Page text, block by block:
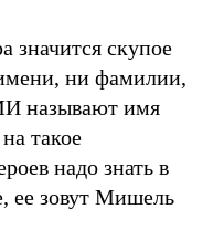
значится скупое
ни фамилии,
называют имя
такое
надо знать в
ее зовут Мишель